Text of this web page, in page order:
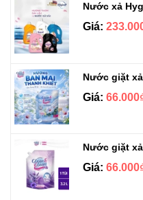
Giá:
Giá:
Giá: